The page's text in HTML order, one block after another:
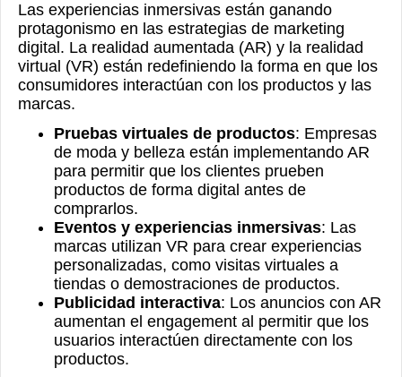
Las experiencias inmersivas están ganando
protagonismo en las estrategias de marketing
digital. La realidad aumentada (AR) y la realidad
virtual (VR) están redefiniendo la forma en que los
consumidores interactúan con los productos y las
marcas.
Pruebas virtuales de productos: Empresas
de moda y belleza están implementando AR
para permitir que los clientes prueben
productos de forma digital antes de
comprarlos.
Eventos y experiencias inmersivas: Las
marcas utilizan VR para crear experiencias
personalizadas, como visitas virtuales a
tiendas o demostraciones de productos.
Publicidad interactiva: Los anuncios con AR
aumentan el engagement al permitir que los
usuarios interactúen directamente con los
productos.